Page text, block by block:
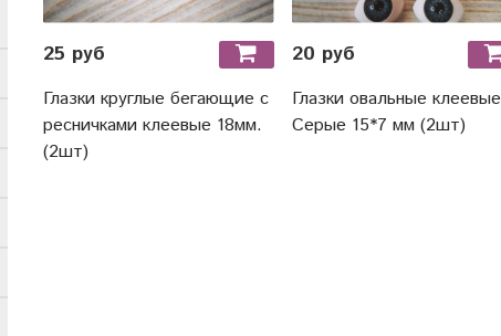
25 руб
Глазки круглые бегающие с
ресничками клеевые 18мм.
(2шт)
20 руб
Глазки овальные клеевые
Серые 15*7 мм (2шт)